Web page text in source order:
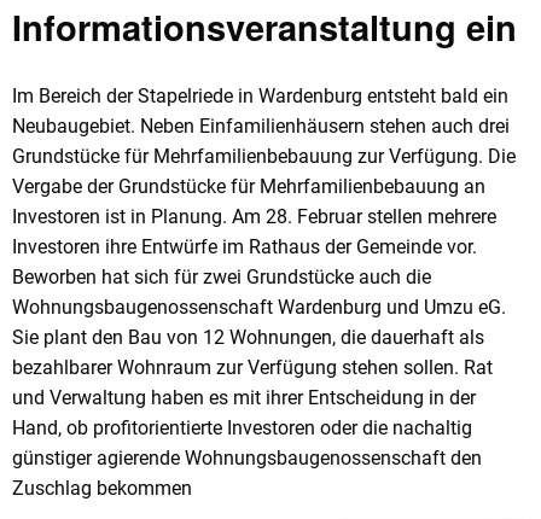
Informationsveranstaltung ein
Im Bereich der Stapelriede in Wardenburg entsteht bald ein
Neubaugebiet. Neben Einfamilienhäusern stehen auch drei
Grundstücke für Mehrfamilienbebauung zur Verfügung. Die
Vergabe der Grundstücke für Mehrfamilienbebauung an
Investoren ist in Planung. Am 28. Februar stellen mehrere
Investoren ihre Entwürfe im Rathaus der Gemeinde vor.
Beworben hat sich für zwei Grundstücke auch die
Wohnungsbaugenossenschaft Wardenburg und Umzu eG.
Sie plant den Bau von 12 Wohnungen, die dauerhaft als
bezahlbarer Wohnraum zur Verfügung stehen sollen. Rat
und Verwaltung haben es mit ihrer Entscheidung in der
Hand, ob profitorientierte Investoren oder die nachaltig
günstiger agierende Wohnungsbaugenossenschaft den
Zuschlag bekommen